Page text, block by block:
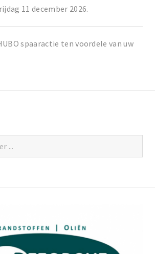
11 december 2026.
spaaractie ten voordele van uw